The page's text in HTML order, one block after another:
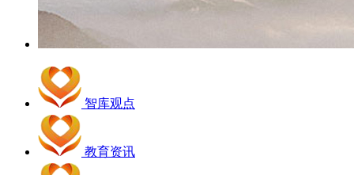
智库观点
教育资讯